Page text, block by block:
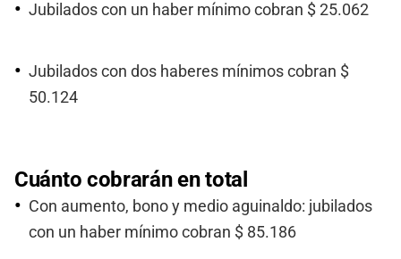
Jubilados con un haber mínimo cobran $ 25.062
Jubilados con dos haberes mínimos cobran $
50.124
Cuánto cobrarán en total
Con aumento, bono y medio aguinaldo: jubilados
con un haber mínimo cobran $ 85.186